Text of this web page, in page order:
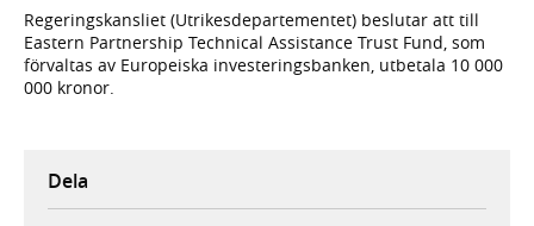
Regeringskansliet (Utrikesdepartementet) beslutar att till
Eastern Partnership Technical Assistance Trust Fund, som
förvaltas av Europeiska investeringsbanken, utbetala 10 000
000 kronor.
Dela